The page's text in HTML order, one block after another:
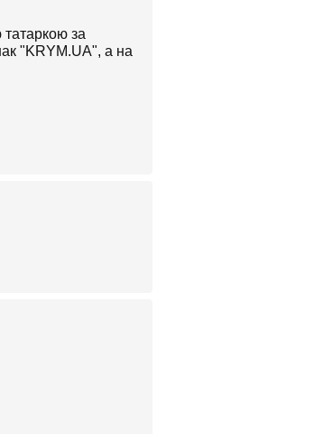
за
"KRYM.UA", а на